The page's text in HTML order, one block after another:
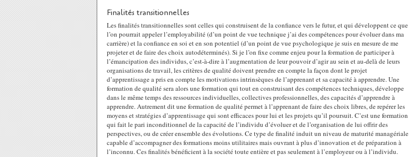
Finalités transitionnelles
Les finalités transitionnelles sont celles qui construisent de la confiance vers le futur, et qui développent ce que
l’on pourrait appeler l’employabilité (d’un point de vue technique j’ai des compétences pour évoluer dans ma
carrière) et la confiance en soi et en son potentiel (d’un point de vue psychologique je suis en mesure de me
projeter et de faire des choix autodéterminés). Si je l’on fixe comme enjeu pour la formation de participer à
l’émancipation des individus, c’est-à-dire à l’augmentation de leur pouvoir d’agir au sein et au-delà de leurs
organisations de travail, les critères de qualité doivent prendre en compte la façon dont le projet
d’apprentissage a pris en compte les motivations intrinsèques de l’apprenant et sa capacité à apprendre. Une
formation de qualité sera alors une formation qui tout en construisant des compétences techniques, développe
dans le même temps des ressources individuelles, collectives professionnelles, des capacités d’apprendre à
apprendre. Autrement dit une formation de qualité permet à l’apprenant de faire des choix libres, de repérer les
moyens et stratégies d’apprentissage qui sont efficaces pour lui et les projets qu’il poursuit. C’est une formation
qui fait le pari inconditionnel de la capacité de l’individu d’évoluer et de l’organisation de lui offrir des
perspectives, ou de créer ensemble des évolutions. Ce type de finalité induit un niveau de maturité managériale
capable d’accompagner des formations moins utilitaires mais ouvrant à plus d’innovation et de préparation à
l’inconnu. Ces finalités bénéficient à la société toute entière et pas seulement à l’employeur ou à l’individu.